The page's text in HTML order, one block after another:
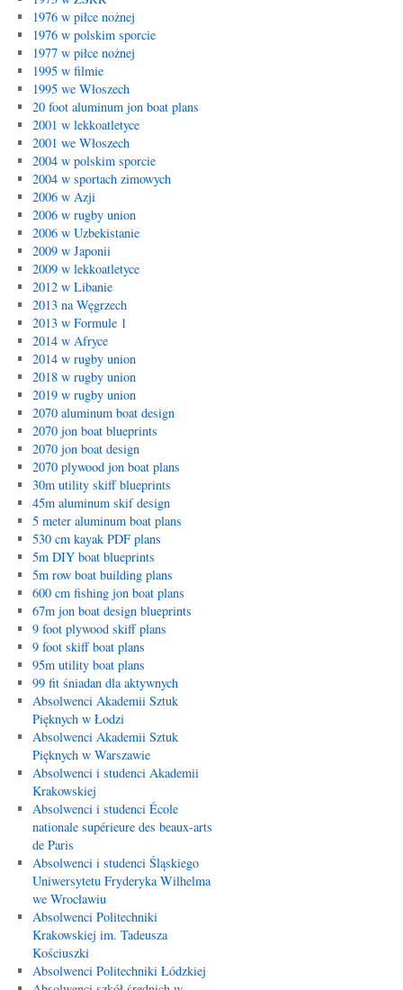
1976 w piłce nożnej
1976 w polskim sporcie
1977 w piłce nożnej
1995 w filmie
1995 we Włoszech
20 foot aluminum jon boat plans
2001 w lekkoatletyce
2001 we Włoszech
2004 w polskim sporcie
2004 w sportach zimowych
2006 w Azji
2006 w rugby union
2006 w Uzbekistanie
2009 w Japonii
2009 w lekkoatletyce
2012 w Libanie
2013 na Węgrzech
2013 w Formule 1
2014 w Afryce
2014 w rugby union
2018 w rugby union
2019 w rugby union
2070 aluminum boat design
2070 jon boat blueprints
2070 jon boat design
2070 plywood jon boat plans
30m utility skiff blueprints
45m aluminum skif design
5 meter aluminum boat plans
530 cm kayak PDF plans
5m DIY boat blueprints
5m row boat building plans
600 cm fishing jon boat plans
67m jon boat design blueprints
9 foot plywood skiff plans
9 foot skiff boat plans
95m utility boat plans
99 fit śniadan dla aktywnych
Absolwenci Akademii Sztuk
Pięknych w Łodzi
Absolwenci Akademii Sztuk
Pięknych w Warszawie
Absolwenci i studenci Akademii
Krakowskiej
Absolwenci i studenci École
nationale supérieure des beaux-arts
de Paris
Absolwenci i studenci Śląskiego
Uniwersytetu Fryderyka Wilhelma
we Wrocławiu
Absolwenci Politechniki
Krakowskiej im. Tadeusza
Kościuszki
Absolwenci Politechniki Łódzkiej